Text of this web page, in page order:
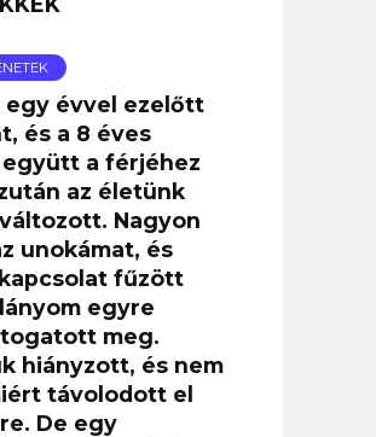
egy évvel ezelőtt
és a 8 éves
együtt a férjéhez
az életünk
Nagyon
unokámat, és
fűzött
egyre
meg.
hiányzott, és nem
távolodott el
De egy